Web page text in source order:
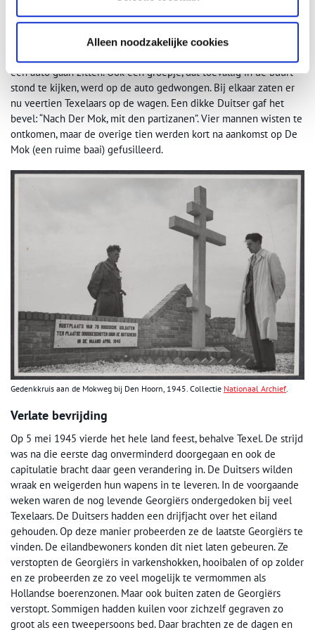
Alleen noodzakelijke cookies
waren, met de wapens nog in de hand beantwoorden ze de vraag
“Was wollen Sie?” met “Wir wollen die Deutschen bekämpfen!”. Ze
een auto gaan zitten. Ook een groepje, dat toevallig in de buurt
stond te kijken, werd op de auto gedwongen. Bij elkaar zaten er
nu veertien Texelaars op de wagen. Een dikke Duitser gaf het
bevel: “Nach Der Mok, mit den partizanen”. Vier mannen wisten te
ontkomen, maar de overige tien werden kort na aankomst op De
Mok (een ruime baai) gefusilleerd.
Gedenkkruis aan de Mokweg bij Den Hoorn, 1945. Collectie Nationaal Archief.
Verlate bevrijding
Op 5 mei 1945 vierde het hele land feest, behalve Texel. De strijd
was na die eerste dag onverminderd doorgegaan en ook de
capitulatie bracht daar geen verandering in. De Duitsers wilden
wraak en weigerden hun wapens in te leveren. In de voorgaande
weken waren de nog levende Georgiërs ondergedoken bij veel
Texelaars. De Duitsers hadden een drijfjacht over het eiland
gehouden. Op deze manier probeerden ze de laatste Georgiërs te
vinden. De eilandbewoners konden dit niet laten gebeuren. Ze
verstopten de Georgiërs in varkenshokken, hooibalen of op zolder
en ze probeerden ze zo veel mogelijk te vermommen als
Hollandse boerenzonen. Maar ook buiten zaten de Georgiërs
verstopt. Sommigen hadden kuilen voor zichzelf gegraven zo
groot als een tweepersoons bed. Daar brachten ze de dagen en